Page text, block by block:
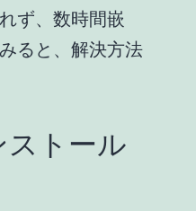
ず、数時間嵌
ると、解決方法
トール